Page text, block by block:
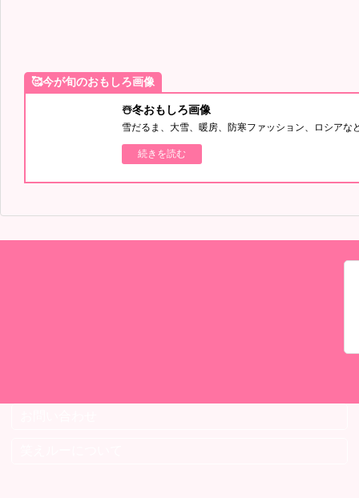
🥰今が旬のおもしろ画像
☃️冬おもしろ画像
雪だるま、大雪、暖房、防寒ファッション、ロシアな
続きを読む